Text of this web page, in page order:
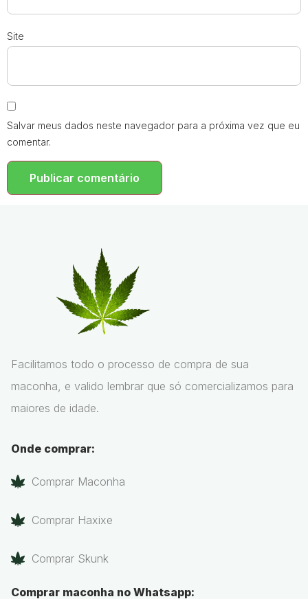
Site
Salvar meus dados neste navegador para a próxima vez que eu
comentar.
Facilitamos todo o processo de compra de sua
maconha, e valido lembrar que só comercializamos para
maiores de idade.
Onde comprar:
Comprar Maconha
Comprar Haxixe
Comprar Skunk
Comprar maconha no Whatsapp: